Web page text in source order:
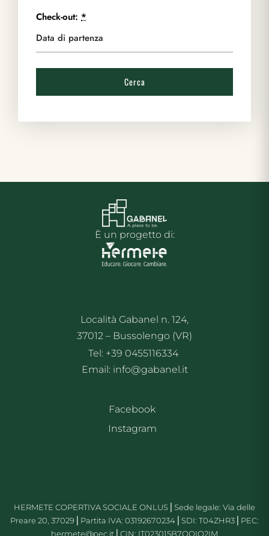
Check-out: *
È un progetto di:
Località Gabanel n. 124,
37012 – Bussolengo (VR)
Tel: +39 0455116334
Email: info@gabanel.it
Facebook
Instagram
HERMETE COPERTIVA SOCIALE ONLUS⎪Sede legale: Via delle
Preare 20, 37029⎪Partita IVA: 03192670234⎪SDI: T04ZHR3⎪PEC:
hermete@pec.it⎪CIN: IT023015B7QQIQ2IM